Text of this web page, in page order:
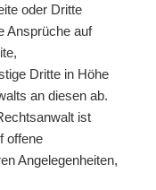
oder Dritte
Ansprüche auf
Dritte in Höhe
an diesen ab.
ist
offene
Angelegenheiten,